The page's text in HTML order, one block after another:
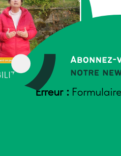
Abonnez-
notre
Erreur :
ALIMENTAIRE